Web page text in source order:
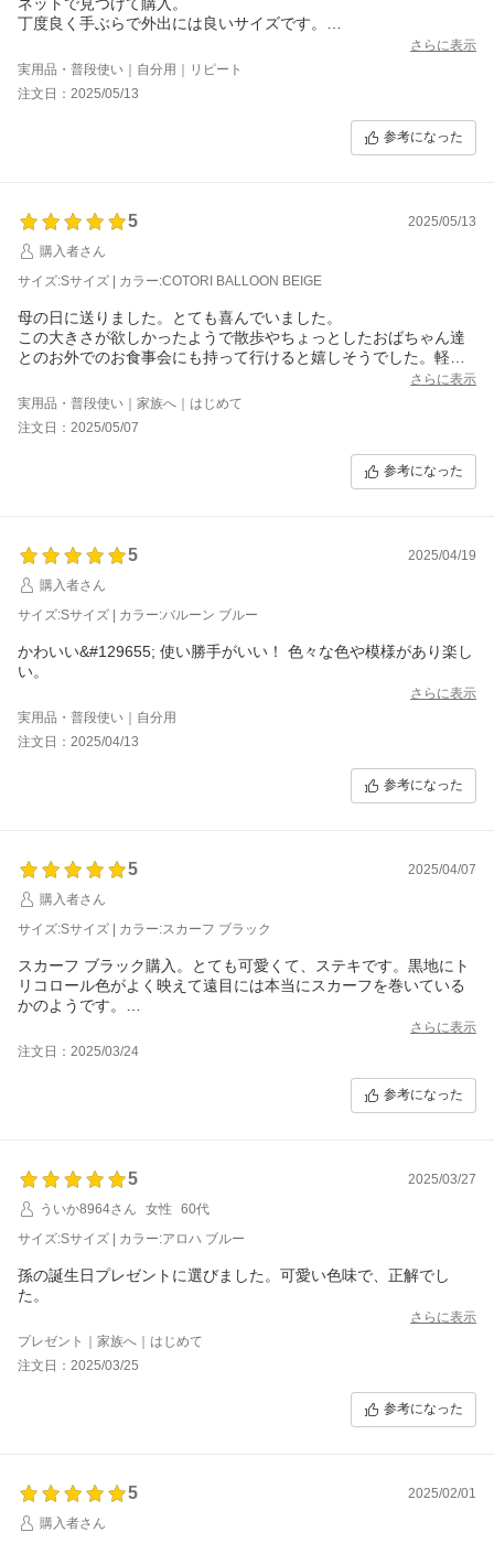
丁度良く手ぶらで外出には良いサイズです。
さらに表示
実用品・普段使い｜自分用｜リピート
注文日：2025/05/13
参考になった
5
2025/05/13
購入者さん
サイズ:Sサイズ | カラー:COTORI BALLOON BEIGE
母の日に送りました。とても喜んでいました。
この大きさが欲しかったようで散歩やちょっとしたおばちゃん達
とのお外でのお食事会にも持って行けると嬉しそうでした。軽く
さらに表示
実用品・普段使い｜家族へ｜はじめて
注文日：2025/05/07
参考になった
5
2025/04/19
購入者さん
サイズ:Sサイズ | カラー:バルーン ブルー
かわいい&#129655; 使い勝手がいい！ 色々な色や模様があり楽し
い。
さらに表示
実用品・普段使い｜自分用
注文日：2025/04/13
参考になった
5
2025/04/07
購入者さん
サイズ:Sサイズ | カラー:スカーフ ブラック
スカーフ ブラック購入。とても可愛くて、ステキです。黒地にト
リコロール色がよく映えて遠目には本当にスカーフを巻いている
かのようです。
さらに表示
注文日：2025/03/24
参考になった
5
2025/03/27
ういか8964さん
女性
60代
サイズ:Sサイズ | カラー:アロハ ブルー
孫の誕生日プレゼントに選びました。可愛い色味で、正解でし
た。
さらに表示
プレゼント｜家族へ｜はじめて
注文日：2025/03/25
参考になった
5
2025/02/01
購入者さん